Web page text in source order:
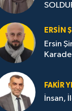
ERSIN
Ersin
FAKIR
İnsan,